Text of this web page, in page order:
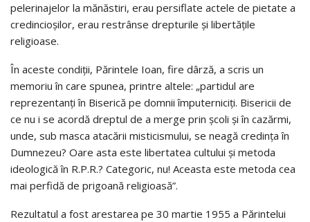
pelerinajelor la mănăstiri, erau persiflate actele de pietate a
credincioşilor, erau restrânse drepturile şi libertăţile
religioase.
În aceste condiţii, Părintele Ioan, fire dârză, a scris un
memoriu în care spunea, printre altele: „partidul are
reprezentanţi în Biserică pe domnii împuterniciţi. Bisericii de
ce nu i se acordă dreptul de a merge prin şcoli şi în cazărmi,
unde, sub masca atacării misticismului, se neagă credinţa în
Dumnezeu? Oare asta este libertatea cultului şi metoda
ideologică în R.P.R.? Categoric, nu! Aceasta este metoda cea
mai perfidă de prigoană religioasă”.
Rezultatul a fost arestarea pe 30 martie 1955 a Părintelui